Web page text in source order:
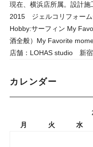
現在、横浜店所属。設計
2015 ジェルコリフォーム
Hobby:サーフィン My
酒全般）My Favorite
店舗：LOHAS studio 新
カレンダー
月
火 水